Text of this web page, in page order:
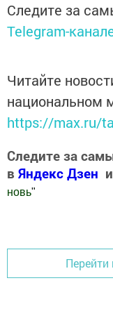
Следите за
Telegram-
Читайте
национальном
https://max.ru/
Следите за
в Яндекс Дзен и
новь"
Перейти